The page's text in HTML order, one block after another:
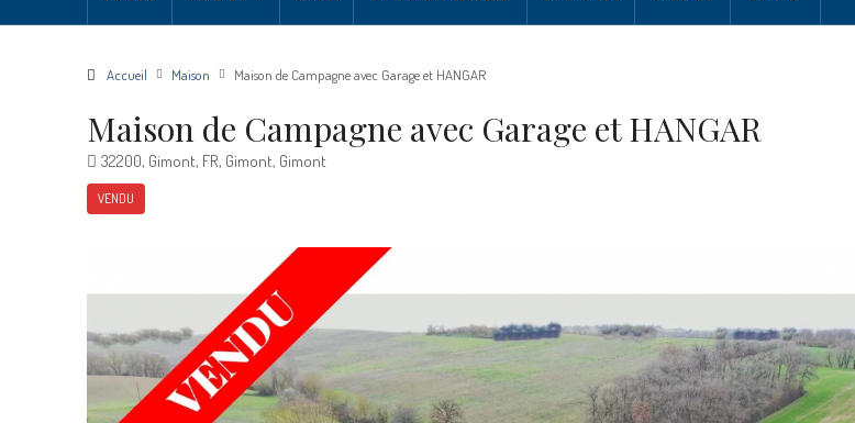
Accueil Maison Maison de Campagne avec Garage et HANGAR
Maison de Campagne avec Garage et HANGAR
32200, Gimont, FR, Gimont, Gimont
VENDU